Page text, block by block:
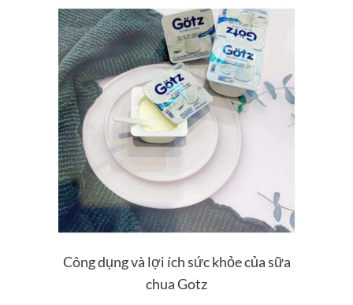
Công dụng và lợi ích sức khỏe của sữa
chua Gotz